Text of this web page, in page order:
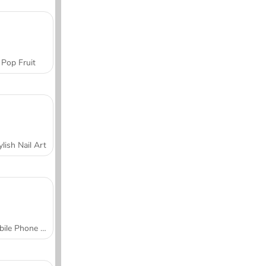
Pop Fruit
Nail Art
Mobile Phone Case Design & DIY